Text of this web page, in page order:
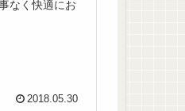
なく快適にお
2018.05.30